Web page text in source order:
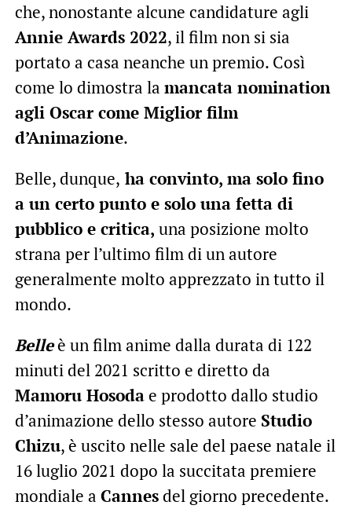
che, nonostante alcune candidature agli
Annie Awards 2022, il film non si sia
portato a casa neanche un premio. Così
come lo dimostra la mancata nomination
agli Oscar come Miglior film
d’Animazione.
Belle, dunque, ha convinto, ma solo fino
a un certo punto e solo una fetta di
pubblico e critica, una posizione molto
strana per l’ultimo film di un autore
generalmente molto apprezzato in tutto il
mondo.
Belleè un film anime dalla durata di 122
minuti del 2021 scritto e diretto da
Mamoru Hosodae prodotto dallo studio
d’animazione dello stesso autore Studio
Chizu, è uscito nelle sale del paese natale il
16 luglio 2021 dopo la succitata premiere
mondiale a Cannesdel giorno precedente.